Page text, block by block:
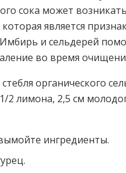
сока может возникать
является
и сельдерей
во время
стебля органического
2 лимона, 2,5 см
ингредиенты.